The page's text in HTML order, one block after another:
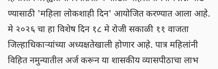
करण्यात आले आहे.
ण्यासाठी 'महिला लोकशाही दिन' आयोजित करण्यात आला आहे.
मे २०२६ चा हा विशेष दिन १८ मे रोजी सकाळी ११ वाजता
जिल्हाधिकाऱ्यांच्या अध्यक्षतेखाली होणार आहे. पात्र महिलांनी
विहित नमुन्यातील अर्ज करून या शासकीय व्यासपीठाचा लाभ